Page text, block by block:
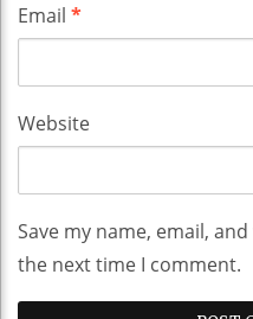
Email *
Website
Save my name, email,
the next time I comment.